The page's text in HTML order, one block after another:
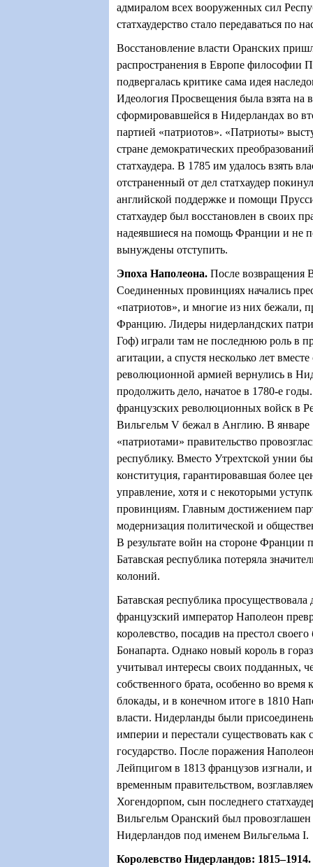
адмиралом всех вооруженных сил
статхаудерство стало передаваться по
Восстановление власти Оранских
распространения в Европе философии
подвергалась критике сама идея
Идеология Просвещения была взята на
сформировавшейся в Нидерландах во
партией «патриотов». «Патриоты»
стране демократических
статхаудера. В 1785 им удалось взять
отстраненный от дел статхаудер
английской поддержке и помощи
статхаудер был восстановлен в своих
надеявшиеся на помощь Франции и не
вынуждены отступить.
Эпоха Наполеона. После возвращения
Соединенных провинциях начались
«патриотов», и многие из них бежали,
Францию. Лидеры нидерландских
Гоф) играли там не последнюю роль в
агитации, а спустя несколько лет
революционной армией вернулись в
продолжить дело, начатое в 1780-е
французских революционных войск в
Вильгельм V бежал в Англию. В январе
«патриотами» правительство
республику. Вместо Утрехтской унии
конституция, гарантировавшая более
управление, хотя и с некоторыми
провинциям. Главным достижением
модернизация политической и
В результате войн на стороне Франции
Батавская республика потеряла
колоний.
Батавская республика просуществовала
французский император Наполеон
королевство, посадив на престол
Бонапарта. Однако новый король в
учитывал интересы своих подданных,
собственного брата, особенно во время
блокады, и в конечном итоге в 1810
власти. Нидерланды были
империи и перестали существовать как
государство. После поражения
Лейпцигом в 1813 французов изгнали, и
временным правительством,
Хогендорпом, сын последнего
Вильгельм Оранский был
Нидерландов под именем Вильгельма I.
Королевство Нидерландов: 1815–1914.